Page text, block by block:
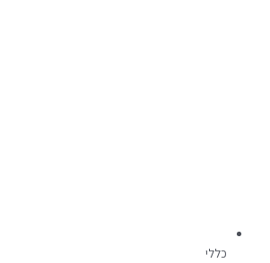
כללי